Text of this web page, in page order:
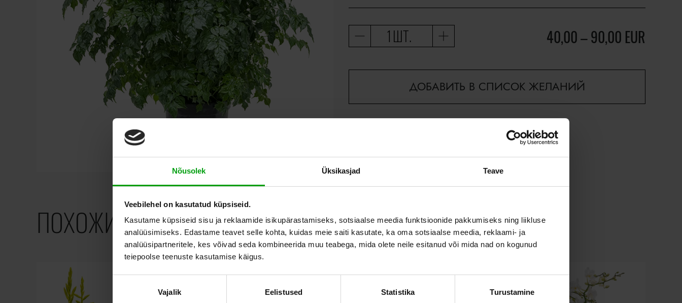
Nõusolek Üksikasjad Teave
Veebilehel on kasutatud küpsiseid.
Kasutame küpsiseid sisu ja reklaamide isikupärastamiseks, sotsiaalse meedia funktsioonide pakkumiseks ning liikluse
analüüsimiseks. Edastame teavet selle kohta, kuidas meie saiti kasutate, ka oma sotsiaalse meedia, reklaami- ja
analüüsipartneritele, kes võivad seda kombineerida muu teabega, mida olete neile esitanud või mida nad on kogunud
teiepoolse teenuste kasutamise käigus.
Vajalik Eelistused Statistika Turustamine
ШТ. 40,00–90,00 EUR
ДОБАВИТЬ В СПИСОК ЖЕЛАНИЙ
ПОХОЖИЕ ПРОДУКТЫ